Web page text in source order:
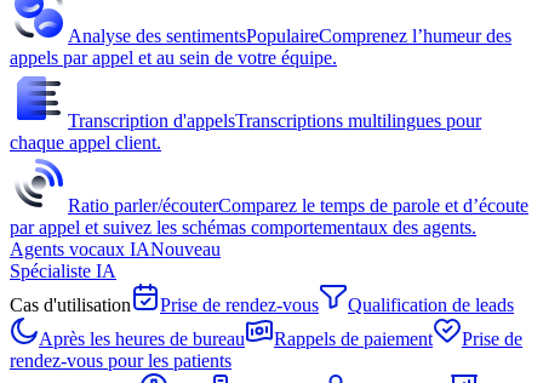
Analyse des sentimentsPopulaireComprenez l’humeur des
appels par appel et au sein de votre équipe.
Transcription d'appelsTranscriptions multilingues pour
chaque appel client.
Ratio parler/écouterComparez le temps de parole et d’écoute
par appel et suivez les schémas comportementaux des agents.
Agents vocaux IANouveau
Spécialiste IA
Cas d'utilisation
Prise de rendez-vous
Qualification de leads
Après les heures de bureau
Rappels de paiement
Prise de
rendez-vous pour les patients